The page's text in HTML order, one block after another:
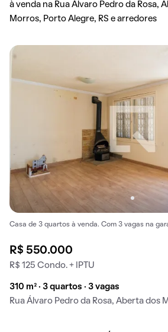
à venda na Rua Álvaro Pedro da Rosa,
Morros, Porto Alegre, RS e arredores
Casa de 3 quartos à venda. Com 3 vagas na
R$ 550.000
R$ 125 Condo. + IPTU
310 m² · 3 quartos · 3 vagas
Rua Álvaro Pedro da Rosa, Aberta dos